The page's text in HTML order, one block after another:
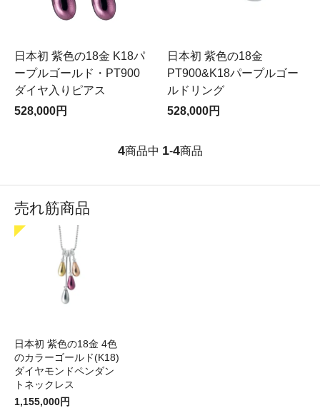
日本初 紫色の18金 K18パ
ープルゴールド・PT900
ダイヤ入りピアス
528,000円
日本初 紫色の18金
PT900&K18パープルゴー
ルドリング
528,000円
4商品中 1-4商品
売れ筋商品
日本初 紫色の18金 4色
のカラーゴールド(K18)
ダイヤモンドペンダン
トネックレス
1,155,000円